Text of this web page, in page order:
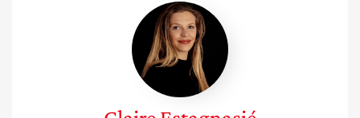
Claire
Estagnasié